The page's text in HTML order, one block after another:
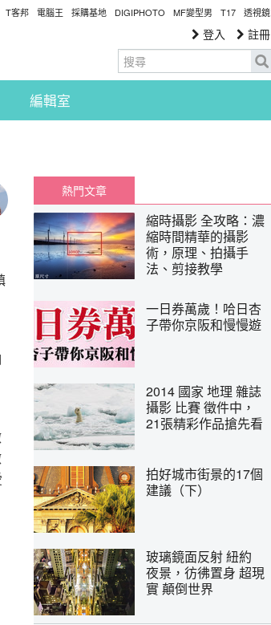
T客邦 電腦王 採購基地 DIGIPHOTO MF變型男 T17 透視鏡
登入 註冊
編輯室
熱門文章
縮時攝影 全攻略：濃
縮時間精華的攝影
術，原理、拍攝手
法、剪接教學
一日券萬歲！哈日杏
子帶你京阪和慢慢遊
2014 國家 地理 雜誌
攝影 比賽 徵件中，
21張精彩作品搶先看
拍好城市街景的17個
建議（下）
玻璃鏡面反射 紐約
夜景，彷彿置身 超現
實 顛倒世界